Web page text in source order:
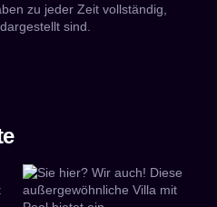
zu jeder Zeit vollständig,
sind.